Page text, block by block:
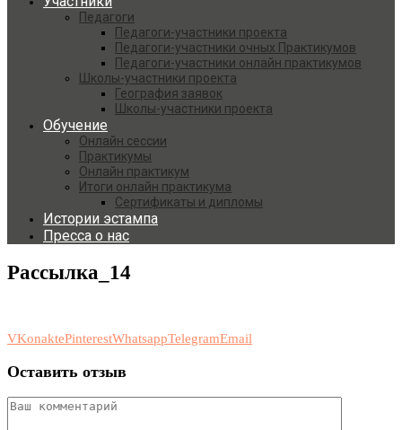
Педагоги
Педагоги-участники проекта
Педагоги-участники очных Практикумов
Педагоги-участники онлайн практикумов
Школы-участники проекта
География заявок
Школы-участники проекта
Обучение
Онлайн сессии
Практикумы
Онлайн практикум
Итоги онлайн практикума
Сертификаты и дипломы
Истории эстампа
Пресса о нас
Рассылка_14
VKonaktePinterestWhatsappTelegramEmail
Оставить отзыв